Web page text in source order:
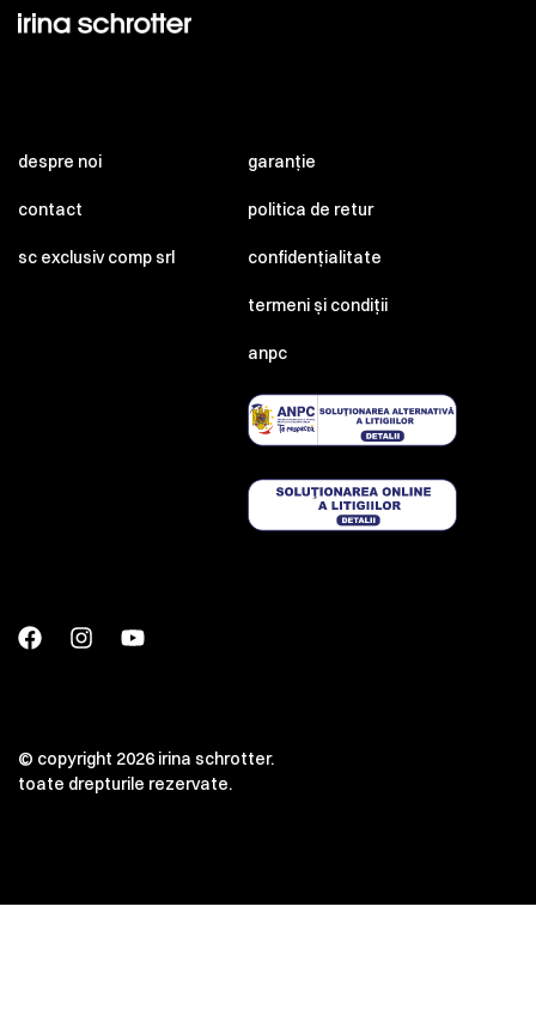
despre noi
contact
sc exclusiv comp srl
garanție
politica de retur
confidențialitate
termeni și condiții
anpc
© copyright 2026 irina schrotter.
toate drepturile rezervate.